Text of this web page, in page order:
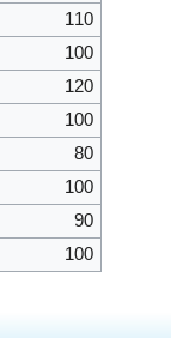
110
100
120
100
80
100
90
100